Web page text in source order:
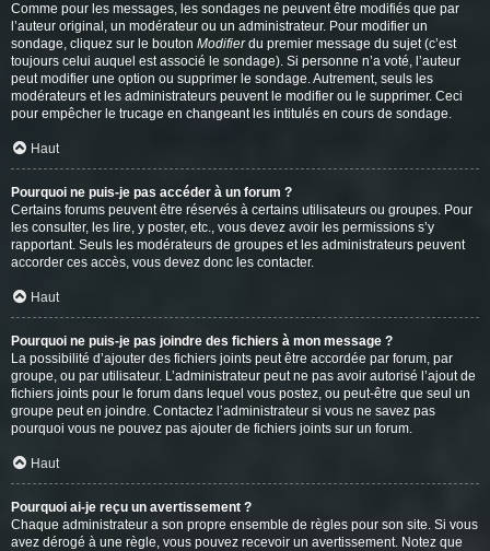
Comme pour les messages, les sondages ne peuvent être modifiés que par
l’auteur original, un modérateur ou un administrateur. Pour modifier un
sondage, cliquez sur le bouton Modifierdu premier message du sujet (c’est
toujours celui auquel est associé le sondage). Si personne n’a voté, l’auteur
peut modifier une option ou supprimer le sondage. Autrement, seuls les
modérateurs et les administrateurs peuvent le modifier ou le supprimer. Ceci
pour empêcher le trucage en changeant les intitulés en cours de sondage.
Haut
Pourquoi ne puis-je pas accéder à un forum ?
Certains forums peuvent être réservés à certains utilisateurs ou groupes. Pour
les consulter, les lire, y poster, etc., vous devez avoir les permissions s’y
rapportant. Seuls les modérateurs de groupes et les administrateurs peuvent
accorder ces accès, vous devez donc les contacter.
Haut
Pourquoi ne puis-je pas joindre des fichiers à mon message ?
La possibilité d’ajouter des fichiers joints peut être accordée par forum, par
groupe, ou par utilisateur. L’administrateur peut ne pas avoir autorisé l’ajout de
fichiers joints pour le forum dans lequel vous postez, ou peut-être que seul un
groupe peut en joindre. Contactez l’administrateur si vous ne savez pas
pourquoi vous ne pouvez pas ajouter de fichiers joints sur un forum.
Haut
Pourquoi ai-je reçu un avertissement ?
Chaque administrateur a son propre ensemble de règles pour son site. Si vous
avez dérogé à une règle, vous pouvez recevoir un avertissement. Notez que